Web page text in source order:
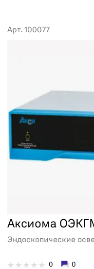
Арт. 100077
Аксиома
Эндоскопические
0 0